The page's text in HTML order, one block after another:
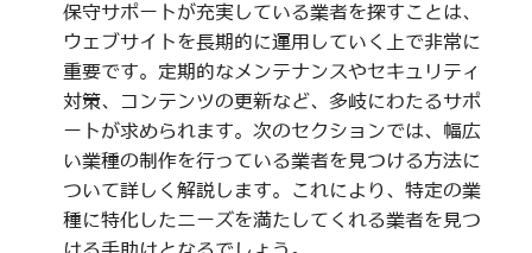
保守サポートが充実している業者を探すことは、
ウェブサイトを長期的に運用していく上で非常に
重要です。定期的なメンテナンスやセキュリティ
対策、コンテンツの更新など、多岐にわたるサポ
ートが求められます。次のセクションでは、幅広
い業種の制作を行っている業者を見つける方法に
ついて詳しく解説します。これにより、特定の業
種に特化したニーズを満たしてくれる業者を見つ
ける手助けとなるでしょう。